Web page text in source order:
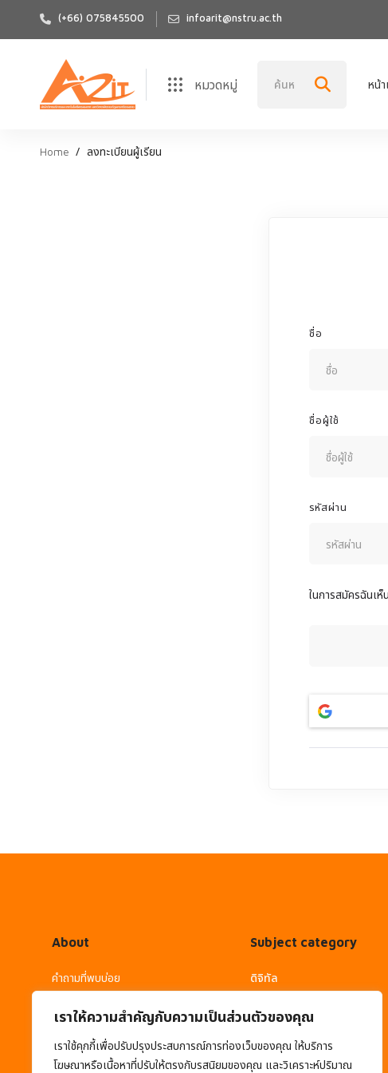
เราให้ความสำคัญกับความเป็นส่วนตัวของคุณ
เราใช้คุกกี้เพื่อปรับปรุงประสบการณ์การท่องเว็บของคุณ ให้บริการ
โฆษณาหรือเนื้อหาที่ปรับให้ตรงกับรสนิยมของคุณ และวิเคราะห์ปริมาณ
(+66) 075845500 infoarit@nstru.ac.th
หมวดหมู่ หน้
Home ลงทะเบียนผู้เรียน
ชื่อ
ชื่อผู้ใช้
รหัสผ่าน
ในการสมัครฉันเ
About
คำถามที่พบบ่อย
การใช้งาน
- คู่มือการใช้งาน
- การขอรับใบ Certificate
Subject category
ดิจิทัล
ภาษาต่างประเทศ